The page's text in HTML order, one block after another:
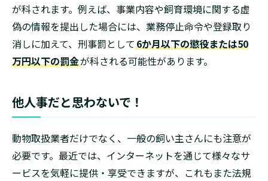
が科されます。例えば、事業内容や飼育環境に関する虚
偽の情報を提出した場合には、業務停止命令や登録取り
消しに加えて、刑事罰として6か月以下の懲役または50
万円以下の罰金が科される可能性があります。
他人事だと思わないで！
動物取扱業者だけでなく、一般の飼い主さんにも注意が
必要です。最近では、インターネットを通じて様々なサ
ービスを気軽に提供・享受できますが、これもまた法規